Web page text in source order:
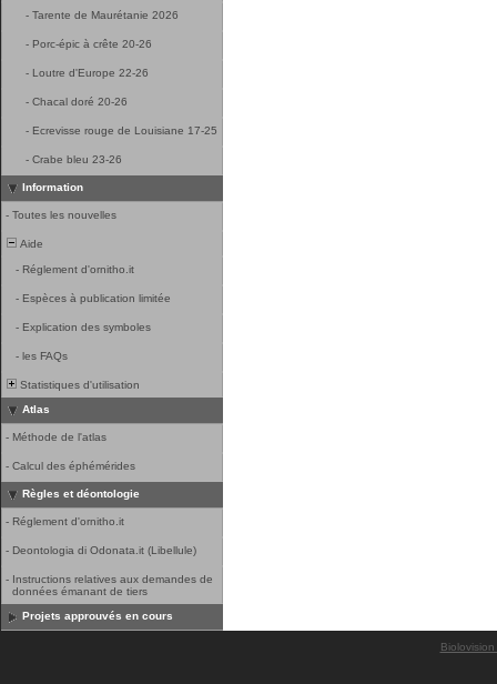
- Tarente de Maurétanie 2026
- Porc-épic à crête 20-26
- Loutre d'Europe 22-26
- Chacal doré 20-26
- Ecrevisse rouge de Louisiane 17-25
- Crabe bleu 23-26
Information
- Toutes les nouvelles
Aide
- Réglement d'ornitho.it
- Espèces à publication limitée
- Explication des symboles
- les FAQs
Statistiques d'utilisation
Atlas
- Méthode de l'atlas
- Calcul des éphémérides
Règles et déontologie
- Réglement d'ornitho.it
- Deontologia di Odonata.it (Libellule)
- Instructions relatives aux demandes de
données émanant de tiers
Projets approuvés en cours
Biolovision